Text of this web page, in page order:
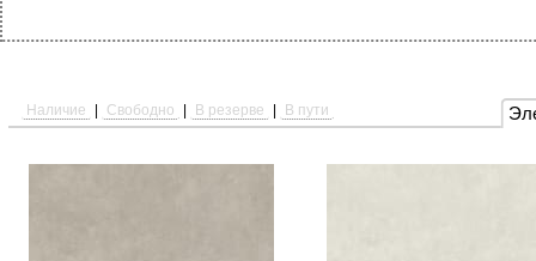
Наличие Свободно В резерве В пути